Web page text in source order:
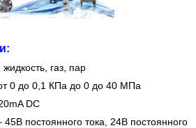
газ, пар
0 до 0,1 КПа до 0 до 40 МПа
DC
постоянного тока, 24В постоянного